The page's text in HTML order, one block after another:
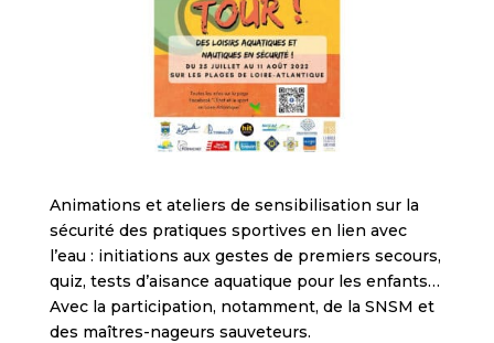
Animations et ateliers de sensibilisation sur la
sécurité des pratiques sportives en lien avec
l’eau : initiations aux gestes de premiers secours,
quiz, tests d’aisance aquatique pour les enfants…
Avec la participation, notamment, de la SNSM et
des maîtres-nageurs sauveteurs.